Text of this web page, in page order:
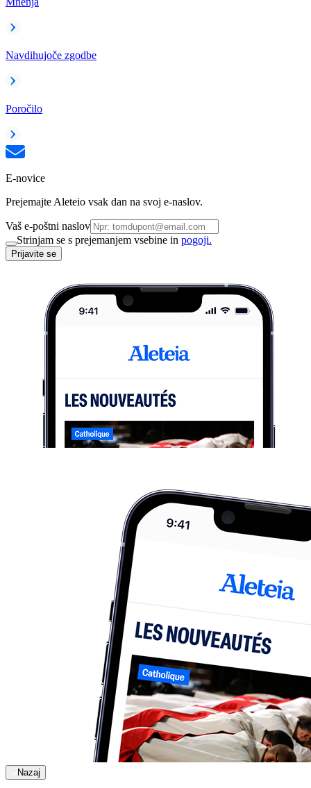
Navdihujoče zgodbe
Poročilo
E-novice
Prejemajte Aleteio vsak dan na svoj e-naslov.
Vaš e-poštni naslov
Strinjam se s prejemanjem vsebine in pogoji.
Prijavite se
Nazaj